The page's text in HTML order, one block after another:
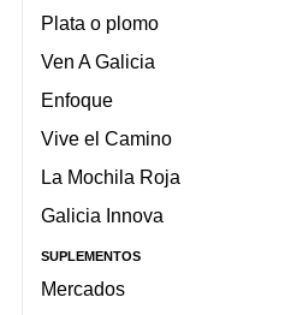
Plata o plomo
Ven A Galicia
Enfoque
Vive el Camino
La Mochila Roja
Galicia Innova
SUPLEMENTOS
Mercados